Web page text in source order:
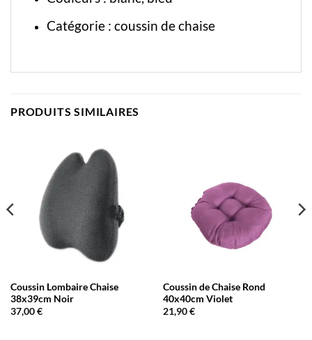
Catégorie : coussin de chaise
PRODUITS SIMILAIRES
Coussin Lombaire Chaise
38x39cm Noir
37,00€
Coussin de Chaise Rond
40x40cm Violet
21,90€